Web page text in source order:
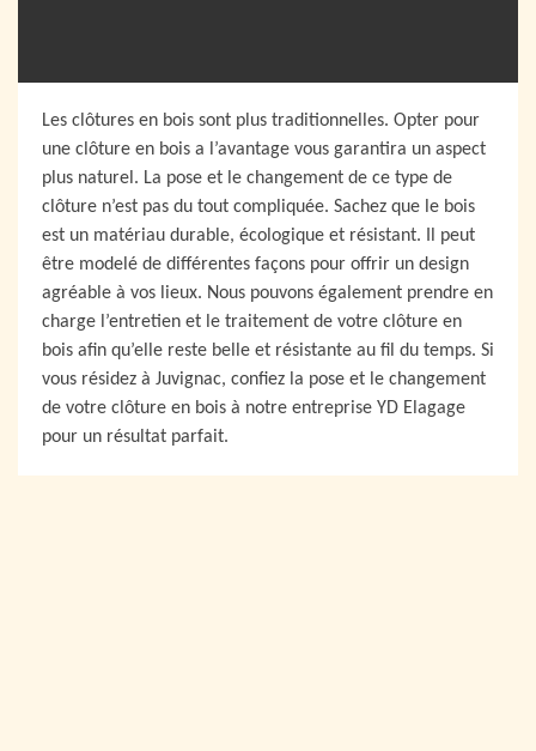
Les clôtures en bois sont plus traditionnelles. Opter pour
une clôture en bois a l’avantage vous garantira un aspect
plus naturel. La pose et le changement de ce type de
clôture n’est pas du tout compliquée. Sachez que le bois
est un matériau durable, écologique et résistant. Il peut
être modelé de différentes façons pour offrir un design
agréable à vos lieux. Nous pouvons également prendre en
charge l’entretien et le traitement de votre clôture en
bois afin qu’elle reste belle et résistante au fil du temps. Si
vous résidez à Juvignac, confiez la pose et le changement
de votre clôture en bois à notre entreprise YD Elagage
pour un résultat parfait.